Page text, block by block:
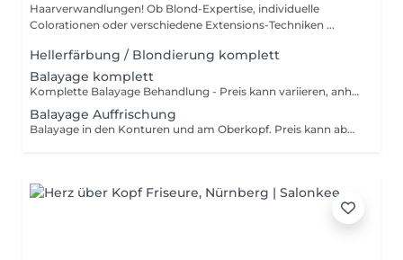
Haarverwandlungen! Ob Blond-Expertise, individuelle
Colorationen oder verschiedene Extensions-Techniken ...
Hellerfärbung / Blondierung komplett
Balayage komplett
Komplette Balayage Behandlung - Preis kann variieren, anhand der benötigten Farbmenge!
Balayage Auffrischung
Balayage in den Konturen und am Oberkopf. Preis kann abhängig von der Farbmenge variieren. Eine Abtöung danach wird empfohlen, bitte seperat buchen!